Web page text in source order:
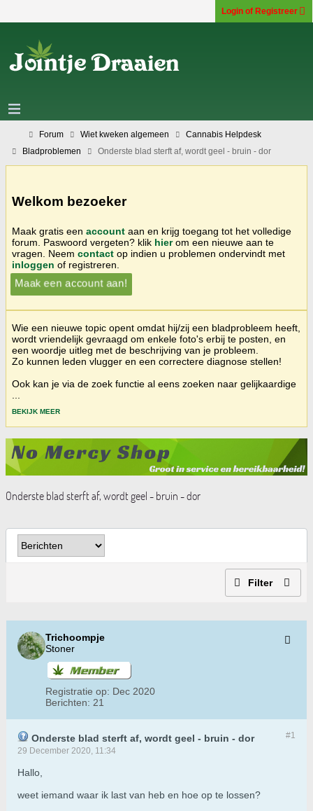
Login of Registreer
Forum Wiet kweken algemeen
Cannabis Helpdesk
Bladproblemen
Onderste blad sterft af, wordt geel - bruin - dor
Welkom bezoeker
Maak gratis een account aan en krijg toegang tot het volledige
forum. Paswoord vergeten? klik hierom een nieuwe aan te
vragen. Neem contact op indien u problemen ondervindt met
inloggen of registreren.
Maak een account aan!
Wie een nieuwe topic opent omdat hij/zij een bladprobleem heeft,
wordt vriendelijk gevraagd om enkele foto's erbij te posten, en
een woordje uitleg met de beschrijving van je probleem.
Zo kunnen leden vlugger en een correctere diagnose stellen!
Ook kan je via de zoek functie al eens zoeken naar gelijkaardige
BEKIJK MEER
Onderste blad sterft af, wordt geel - bruin - dor
Filter
Trichoompje
Stoner
Registratie op: Dec 2020
Berichten: 21
#1
Onderste blad sterft af, wordt geel - bruin - dor
29 December 2020, 11:34
Hallo,
weet iemand waar ik last van heb en hoe op te lossen?